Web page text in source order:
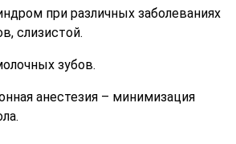
при различных заболеваниях
слизистой.
зубов.
анестезия – минимизация